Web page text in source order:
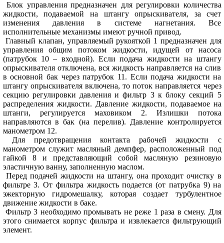
Блок управления предназначен для регулировки количества
жидкости, подаваемой на штангу опрыскивателя, за счет
изменения давления в системе нагнетания. Все
исполнительные механизмы имеют ручной привод.
Главный клапан, управляемый рукояткой 1 предназначен для
управления общим потоком жидкости, идущей от насоса
(патрубок 10 – входной). Если подача жидкости на штангу
опрыскивателя отключена, вся жидкость направляется на слив
в основной бак через патрубок 11. Если подача жидкости на
штангу опрыскивателя включена, то поток направляется через
секцию регулировки давления и фильтр 3 к блоку секций 5
распределения жидкости. Давление жидкости, подаваемое на
штанги, регулируется маховиком 2. Излишки потока
направляются в бак (на перелив). Давление контролируется
манометром 12.
Для предотвращения контакта рабочей жидкости с
манометром служит масляный демпфер, расположенный под
гайкой 8 и представляющий собой масляную резиновую
эластичную ванну, заполненную маслом.
Перед подачей жидкости на штангу, она проходит очистку в
фильтре 3. От фильтра жидкость подается (от патрубка 9) на
эжекторную гидромешалку, которая создает турбулентное
движение жидкости в баке.
Фильтр 3 необходимо промывать не реже 1 раза в смену. Для
этого снимается корпус фильтра и извлекается фильтрующий
элемент.